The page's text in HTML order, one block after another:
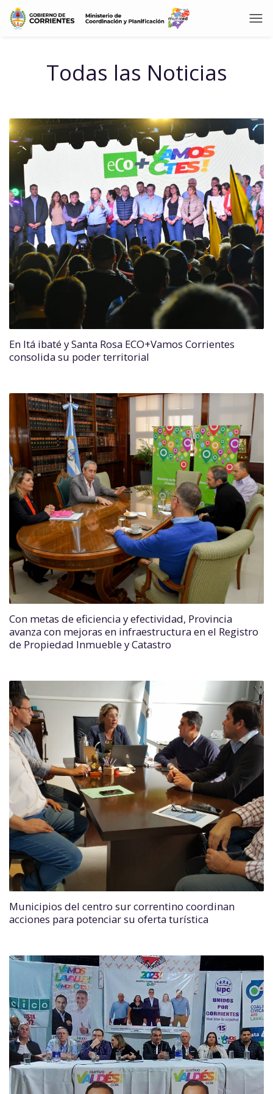
Todas las Noticias
En Itá ibaté y Santa Rosa ECO+Vamos Corrientes
consolida su poder territorial
Con metas de eficiencia y efectividad, Provincia
avanza con mejoras en infraestructura en el Registro
de Propiedad Inmueble y Catastro
Municipios del centro sur correntino coordinan
acciones para potenciar su oferta turística